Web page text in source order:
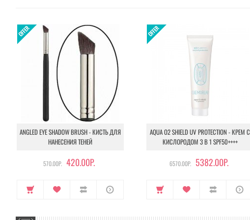
ANGLED EYE SHADOW BRUSH - КИСТЬ ДЛЯ
НАНЕСЕНИЯ ТЕНЕЙ
570.00Р. 420.00Р.
AQUA O2 SHIELD UV PROTECTION - КРЕМ С
КИСЛОРОДОМ 3 В 1 SPF50++++
6570.00Р. 5382.00Р.